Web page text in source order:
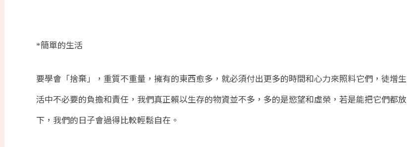
*簡單的生活
要學會「捨棄」，重質不重量，擁有的東西愈多，就必須付出更多的時間和心力來照料它們，徒增生
活中不必要的負擔和責任，我們真正賴以生存的物資並不多，多的是慾望和虛榮，若是能把它們都放
下，我們的日子會過得比較輕鬆自在。